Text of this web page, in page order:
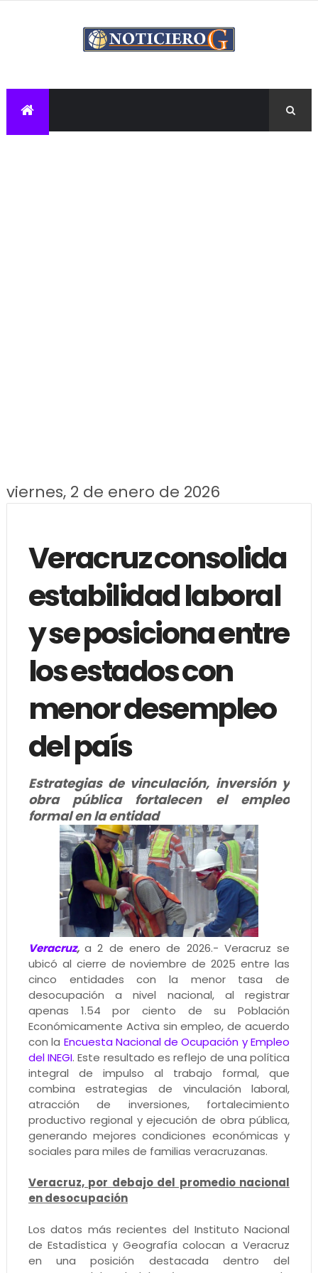
viernes, 2 de enero de 2026
Veracruz consolida
estabilidad laboral
y se posiciona entre
los estados con
menor desempleo
del país
Estrategias de vinculación, inversión y
obra pública fortalecen el empleo
formal en la entidad
Veracruz,a 2 de enero de 2026.- Veracruz se
ubicó al cierre de noviembre de 2025 entre las
cinco entidades con la menor tasa de
desocupación a nivel nacional, al registrar
apenas 1.54 por ciento de su Población
Económicamente Activa sin empleo, de acuerdo
con la Encuesta Nacional de Ocupación y Empleo
del INEGI. Este resultado es reflejo de una política
integral de impulso al trabajo formal, que
combina estrategias de vinculación laboral,
atracción de inversiones, fortalecimiento
productivo regional y ejecución de obra pública,
generando mejores condiciones económicas y
sociales para miles de familias veracruzanas.
Veracruz, por debajo del promedio nacional
en desocupación
Los datos más recientes del Instituto Nacional
de Estadística y Geografía colocan a Veracruz
en una posición destacada dentro del